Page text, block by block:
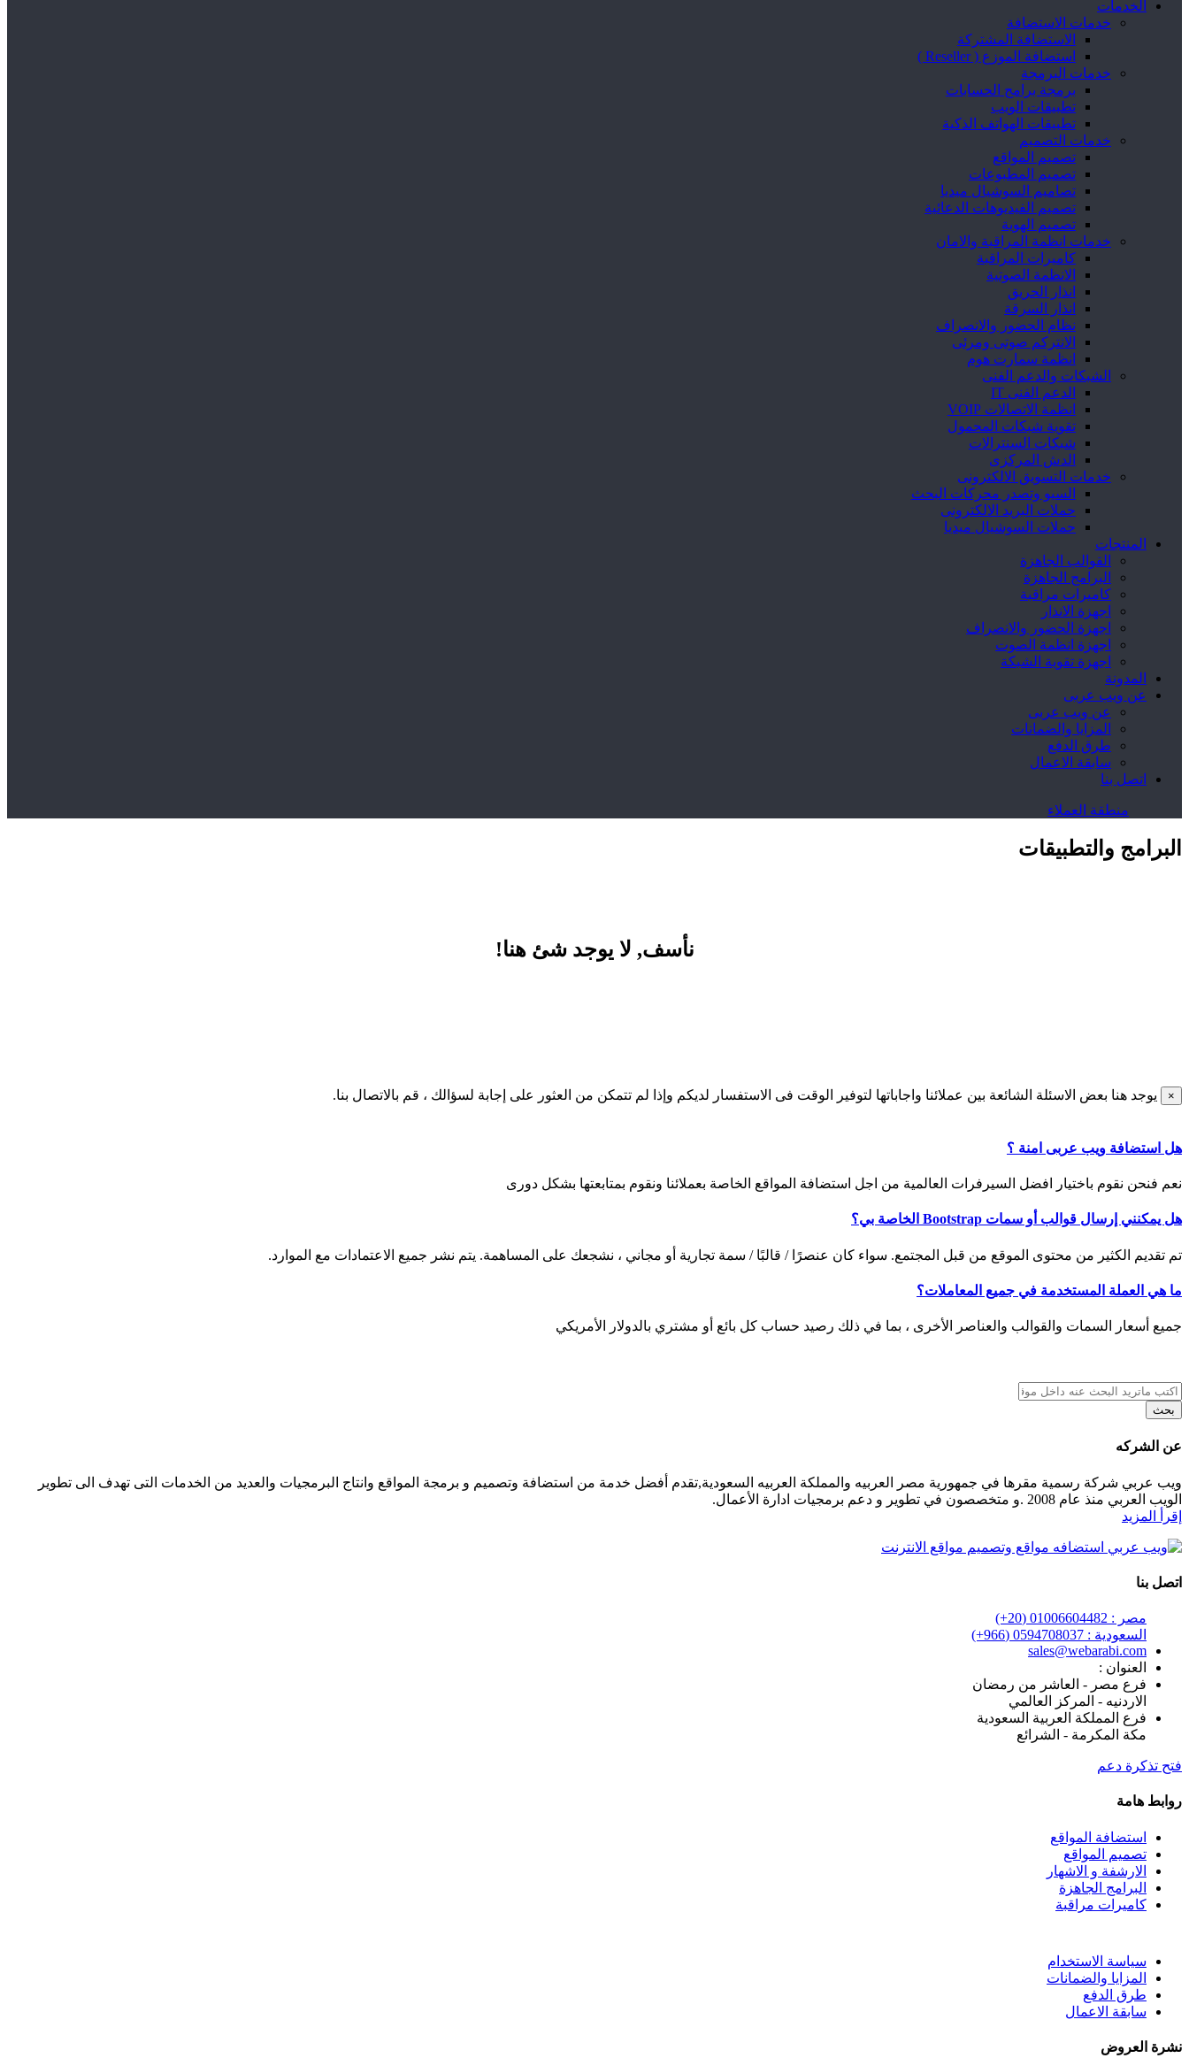
الخدمات
خدمات الاستضافة
الاستضافة المشتركة
استضافة الموزع ( Reseller )
خدمات البرمجة
برمجة برامج الحسابات
تطبيقات الويب
تطبيقات الهواتف الذكية
خدمات التصميم
تصميم المواقع
تصميم المطبوعات
تصاميم السوشيال ميديا
تصميم الفيديوهات الدعائية
تصميم الهوية
خدمات انظمة المراقبة والامان
كاميرات المراقبة
الانظمة الصوتية
انذار الحريق
انذار السرقة
نظام الحضور والانصراف
الانتركم صوتى ومرئى
انظمة سمارت هوم
الشبكات والدعم الفنى
الدعم الفنى IT
انظمة الاتصالات VOIP
تقوية شبكات المحمول
شبكات السنترالات
الدش المركزى
خدمات التسويق الالكترونى
السيو وتصدر محركات البحث
حملات البريد الالكترونى
حملات السوشيال ميديا
المنتجات
القوالب الجاهزة
البرامج الجاهزة
كاميرات مراقبة
اجهزة الانذار
اجهزة الحضور والانصراف
اجهزة انظمة الصوت
اجهزة تقوية الشبكة
المدونة
عن ويب عربى
عن ويب عربى
المزايا والضمانات
طرق الدفع
سابقة الاعمال
اتصل بنا
منطقة العملاء
البرامج والتطبيقات
نأسف, لا يوجد شئ هنا!
×
Close
يوجد هنا بعض الاسئلة الشائعة بين عملائنا واجاباتها لتوفير الوقت فى الاستفسار لديكم وإذا لم تتمكن من العثور على إجابة لسؤالك ، قم بالاتصال بنا.
هل استضافة ويب عربى امنة ؟
نعم فنحن نقوم باختيار افضل السيرفرات العالمية من اجل استضافة المواقع الخاصة بعملائنا ونقوم بمتابعتها بشكل دورى
هل يمكنني إرسال قوالب أو سمات Bootstrap الخاصة بي؟
تم تقديم الكثير من محتوى الموقع من قبل المجتمع. سواء كان عنصرًا / قالبًا / سمة تجارية أو مجاني ، نشجعك على المساهمة. يتم نشر جميع الاعتمادات مع الموارد.
ما هي العملة المستخدمة في جميع المعاملات؟
جميع أسعار السمات والقوالب والعناصر الأخرى ، بما في ذلك رصيد حساب كل بائع أو مشتري بالدولار الأمريكي
بحث
عن الشركه
ويب عربي شركة رسمية مقرها في جمهورية مصر العربيه والمملكة العربيه السعودية,تقدم أفضل خدمة من استضافة وتصميم و برمجة المواقع وانتاج البرمجيات والعديد من الخدمات التى تهدف الى تطوير
الويب العربي منذ عام 2008 .و متخصصون في تطوير و دعم برمجيات ادارة الأعمال.
إقرأ المزيد
اتصل بنا
مصر : 01006604482 (20+)
السعودية : 0594708037 (966+)
sales@webarabi.com
العنوان :
فرع مصر - العاشر من رمضان
الاردنيه - المركز العالمي
فرع المملكة العربية السعودية
مكة المكرمة - الشرائع
فتح تذكرة دعم
روابط هامة
استضافة المواقع
تصميم المواقع
الارشفة و الاشهار
البرامج الجاهزة
كاميرات مراقبة
سياسة الاستخدام
المزايا والضمانات
طرق الدفع
سابقة الاعمال
نشرة العروض